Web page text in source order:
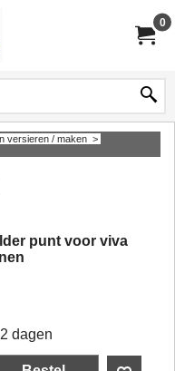
0
versieren / maken >
punt voor viva
dagen